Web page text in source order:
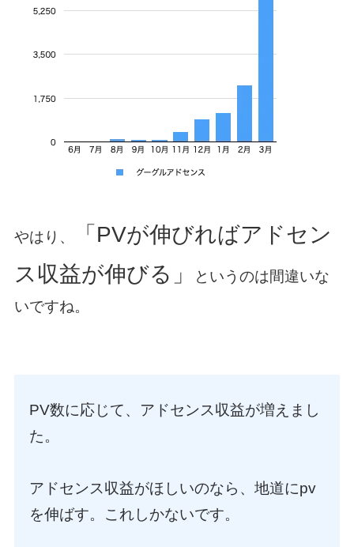
やはり、
「PVが伸びればアドセン
ス収益が伸びる」
というのは間違いな
いですね。
PV数に応じて、アドセンス収益が増えまし
た。
アドセンス収益がほしいのなら、地道にpv
を伸ばす。これしかないです。